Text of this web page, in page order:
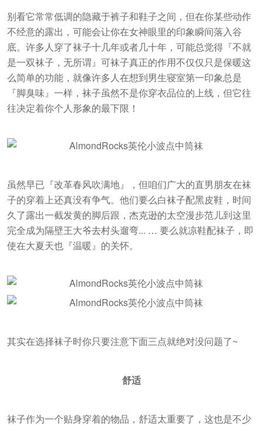
别看它常常低调的隐藏于裤子和鞋子之间，但在你某些动作
不经意的露出，可能会让你在女神眼里的印象瞬间落入谷
底。许多人穿了袜子十几年或者几十年，可能总觉得『不就
是一双袜子，无所谓』可袜子真正的作用不仅仅只是保暖这
么简单的功能，就像许多人在想到男生寝室第一印象总是
『脚臭味』一样，袜子虽然不是你穿衣品位的上线，但它往
往决定着你个人形象的最下限！
虽然早已『改革春风吹满地』，但咱们广大的直男朋友在袜
子的穿着上还真没有争气。他们要么白袜子配黑皮鞋，时间
久了露出一截发黄的脚后跟，杰克逊的太空漫步范儿到这里
完全成为隔壁王大爷去村头遛弯... … 要么就凉鞋配袜子，即
使在大夏天也『温暖』的关怀。
其实在选择袜子时你只要注意下面三点就绝对没问题了~
舒适
袜子作为一个贴身穿着的物品，舒适太重要了，这也是不少